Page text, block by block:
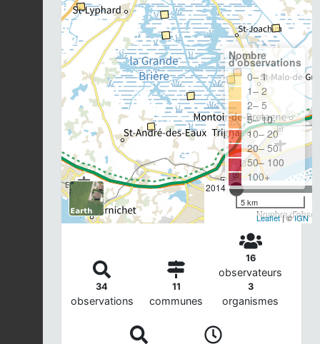
2014
Nombre
Nombre
d'observations
0– 1
1– 2
2– 5
5– 10
10– 20
20– 50
50– 100
100+
5 km
Leaflet| ©IGN
34
observations
11
communes
16
observateurs
3
organismes